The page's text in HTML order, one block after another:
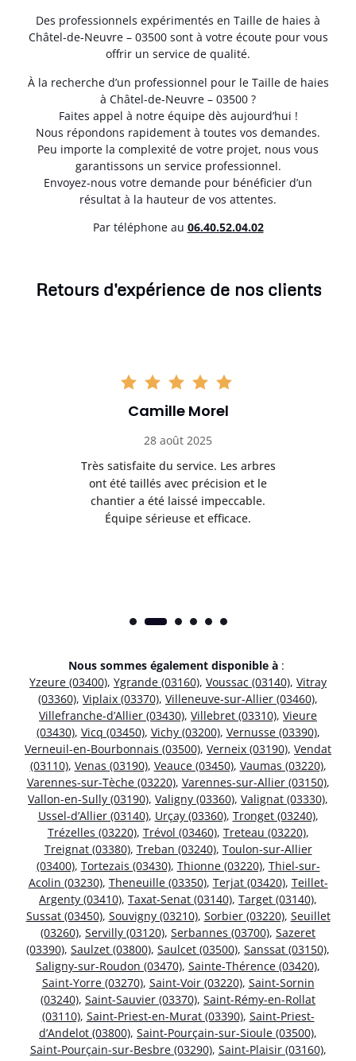
Des professionnels expérimentés en Taille de haies à
Châtel-de-Neuvre – 03500 sont à votre écoute pour vous
offrir un service de qualité.
À la recherche d’un professionnel pour le Taille de haies
à Châtel-de-Neuvre – 03500 ?
Faites appel à notre équipe dès aujourd’hui !
Nous répondons rapidement à toutes vos demandes.
Peu importe la complexité de votre projet, nous vous
garantissons un service professionnel.
Envoyez-nous votre demande pour bénéficier d’un
résultat à la hauteur de vos attentes.
Par téléphone au 06.40.52.04.02
Retours d'expérience de nos clients
Camille Morel
28 août 2025
Très satisfaite du service. Les arbres
ont été taillés avec précision et le
chantier a été laissé impeccable.
Équipe sérieuse et efficace.
Nous sommes également disponible à :
Yzeure (03400), Ygrande (03160), Voussac (03140), Vitray
(03360), Viplaix (03370), Villeneuve-sur-Allier (03460),
Villefranche-d’Allier (03430), Villebret (03310), Vieure
(03430), Vicq (03450), Vichy (03200), Vernusse (03390),
Verneuil-en-Bourbonnais (03500), Verneix (03190), Vendat
(03110), Venas (03190), Veauce (03450), Vaumas (03220),
Varennes-sur-Tèche (03220), Varennes-sur-Allier (03150),
Vallon-en-Sully (03190), Valigny (03360), Valignat (03330),
Ussel-d’Allier (03140), Urçay (03360), Tronget (03240),
Trézelles (03220), Trévol (03460), Treteau (03220),
Treignat (03380), Treban (03240), Toulon-sur-Allier
(03400), Tortezais (03430), Thionne (03220), Thiel-sur-
Acolin (03230), Theneuille (03350), Terjat (03420), Teillet-
Argenty (03410), Taxat-Senat (03140), Target (03140),
Sussat (03450), Souvigny (03210), Sorbier (03220), Seuillet
(03260), Servilly (03120), Serbannes (03700), Sazeret
(03390), Saulzet (03800), Saulcet (03500), Sanssat (03150),
Saligny-sur-Roudon (03470), Sainte-Thérence (03420),
Saint-Yorre (03270), Saint-Voir (03220), Saint-Sornin
(03240), Saint-Sauvier (03370), Saint-Rémy-en-Rollat
(03110), Saint-Priest-en-Murat (03390), Saint-Priest-
d’Andelot (03800), Saint-Pourçain-sur-Sioule (03500),
Saint-Pourçain-sur-Besbre (03290), Saint-Plaisir (03160),